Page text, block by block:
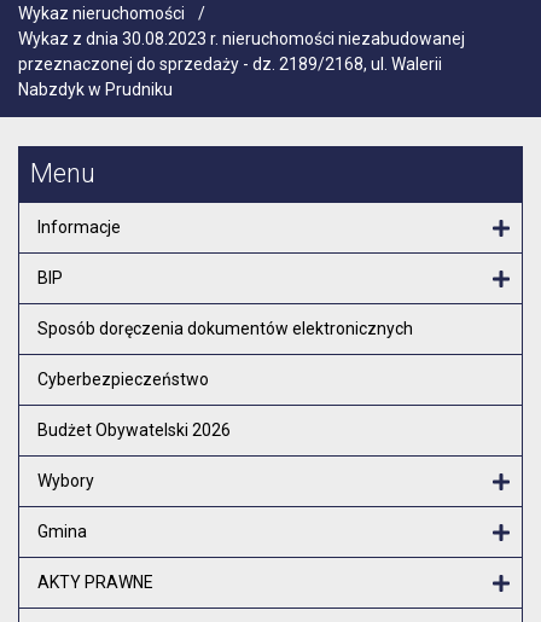
Wykaz nieruchomości
/
Wykaz z dnia 30.08.2023 r. nieruchomości niezabudowanej
przeznaczonej do sprzedaży - dz. 2189/2168, ul. Walerii
Nabzdyk w Prudniku
Menu
Informacje
BIP
Sposób doręczenia dokumentów elektronicznych
Cyberbezpieczeństwo
Budżet Obywatelski 2026
Wybory
Gmina
AKTY PRAWNE